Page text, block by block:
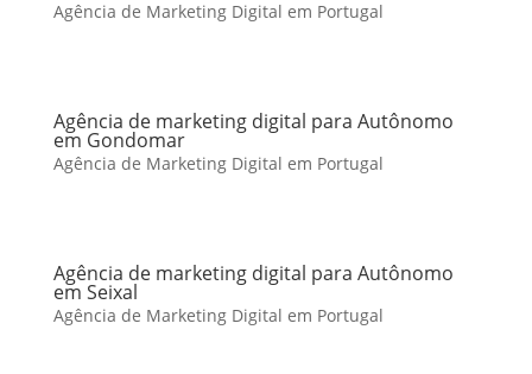
Agência de Marketing Digital em Portugal
Agência de marketing digital para Autônomo
em Gondomar
Agência de Marketing Digital em Portugal
Agência de marketing digital para Autônomo
em Seixal
Agência de Marketing Digital em Portugal